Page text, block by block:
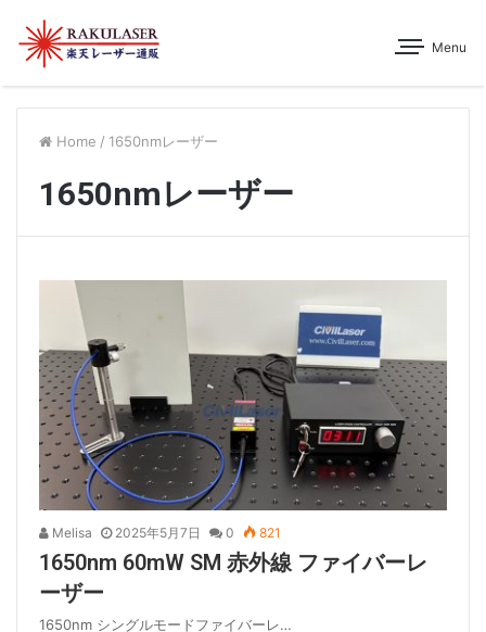
Menu
Home / 1650nmレーザー
1650nmレーザー
Melisa 2025年5月7日 0 821
1650nm 60mW SM 赤外線 ファイバーレ
ーザー
1650nm シングルモードファイバーレ…